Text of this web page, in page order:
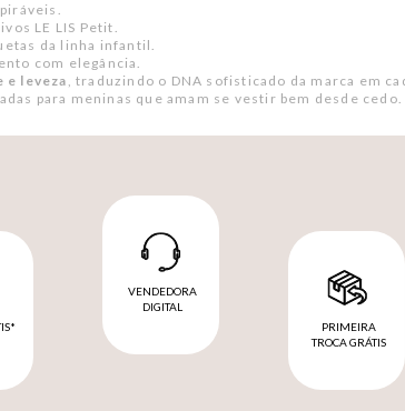
LE LIS Petit.
da linha infantil.
com elegância.
e leveza , traduzindo o DNA sofisticado da marca em
para meninas que amam se vestir bem desde cedo.
VENDEDORA
DIGITAL
PRIMEIRA
TROCA GRÁTIS